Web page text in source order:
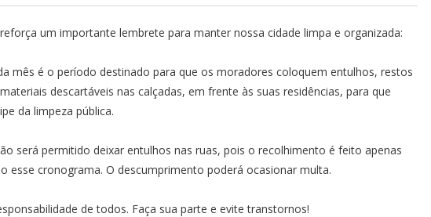
um importante lembrete para manter nossa cidade limpa e organizada:
mês é o período destinado para que os moradores coloquem entulhos, restos
descartáveis nas calçadas, em frente às suas residências, para que
da limpeza pública.
será permitido deixar entulhos nas ruas, pois o recolhimento é feito apenas
esse cronograma. O descumprimento poderá ocasionar multa.
de todos. Faça sua parte e evite transtornos!